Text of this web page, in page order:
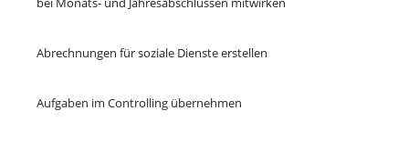
Abrechnungen für soziale Dienste erstellen
Aufgaben im Controlling übernehmen